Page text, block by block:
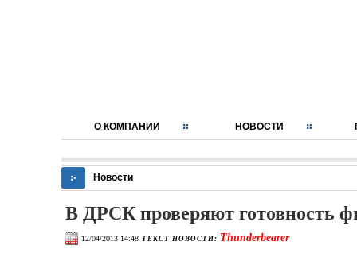
О КОМПАНИИ НОВОСТИ
Новости
В ДРСК проверяют готовность
12/04/2013 14:48 ТЕКСТ НОВОСТИ: Thunderbearer